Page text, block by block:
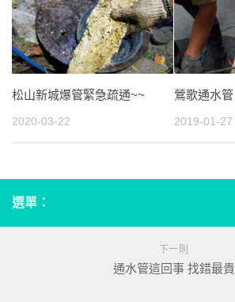
松山新城爆管緊急疏通~~
2020-03-22
鶯歌通水管
2019-01-27
選單：
下一則
通水管這回事 找錯最貴